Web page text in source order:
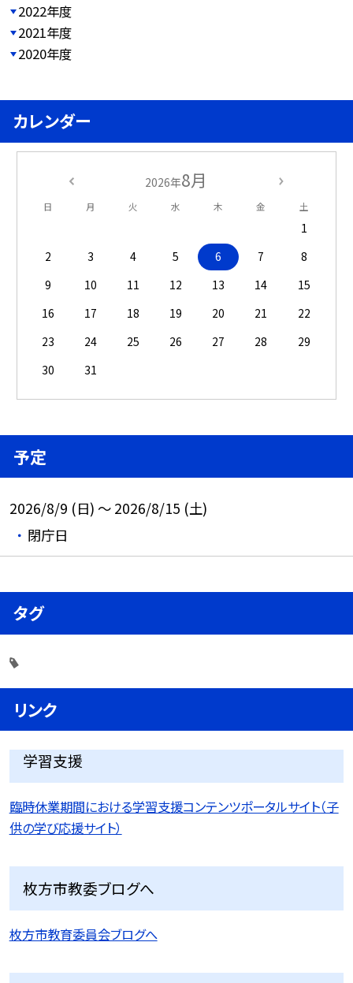
2022年度
2021年度
2020年度
カレンダー
2026年8月
日 月 火 水 木 金 土
1
2
3 4 5 6 7
8
9
10 11 12 13 14
15
16
17 18 19 20 21
22
23
24 25 26 27 28
29
30
31
予定
2026/8/9 (日) ～ 2026/8/15 (土)
閉庁日
タグ
リンク
学習支援
臨時休業期間における学習支援コンテンツポータルサイト（子
供の学び応援サイト）
枚方市教委ブログへ
枚方市教育委員会ブログへ